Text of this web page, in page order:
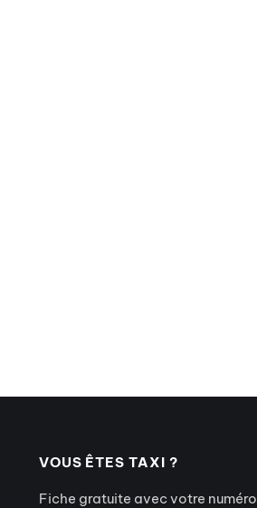
VOUS ÊTES TAXI ?
Fiche gratuite avec votre numéro